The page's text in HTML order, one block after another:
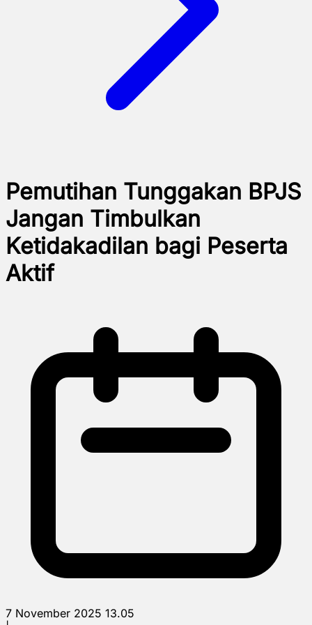
Pemutihan Tunggakan BPJS
Jangan Timbulkan
Ketidakadilan bagi Peserta
Aktif
7 November 2025 13.05